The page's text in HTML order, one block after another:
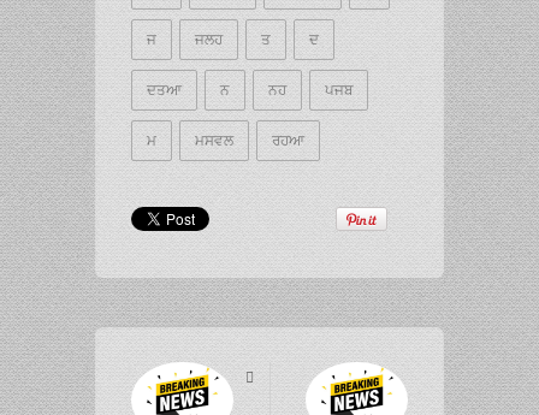
ਜ ਜਲਹ ਤ ਦ
ਦਤਆ ਨ ਨਹ ਪਜਬ
ਮ ਮਸਵਲ ਰਹਆ